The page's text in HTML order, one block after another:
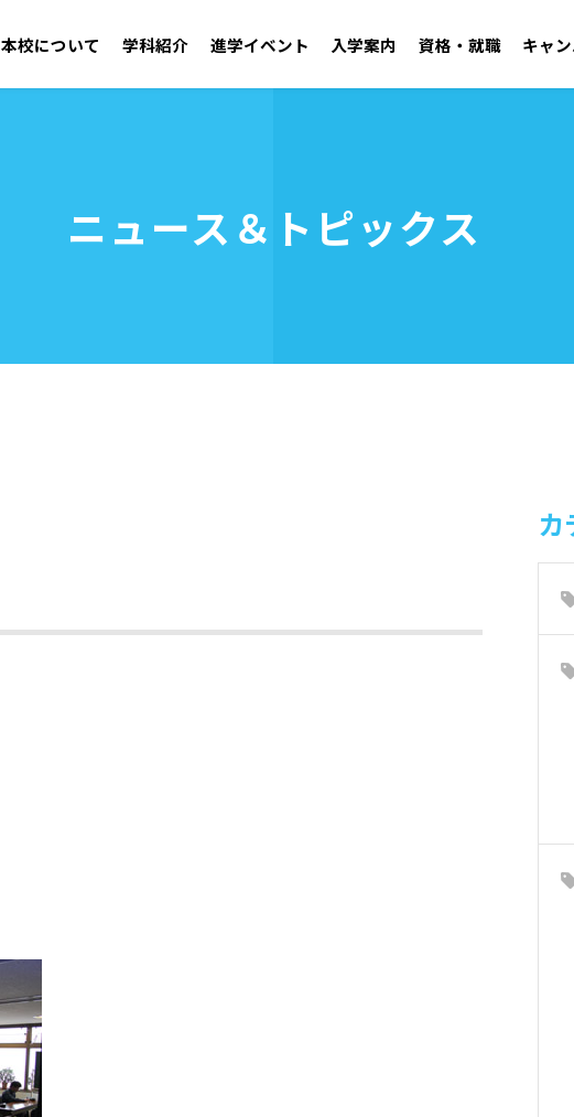
本校について 学科紹介 進学イベント 入学案内
アドミッションポリシー 募集要項
資格・就職
取得可能資格 就職実績 OB・OG紹介
キャ
学生支援センター 年間行事・クラブ活動
ニュース＆トピックス
カ